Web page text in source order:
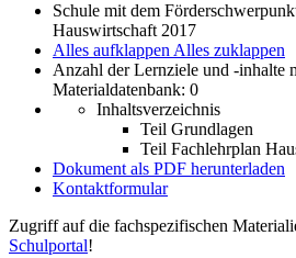
Schule mit dem
Hauswirtschaft 2017
Alles aufklappen Alles zuklappen
Anzahl der Lernziele und -inhalte
Materialdatenbank: 0
Inhaltsverzeichnis
Teil Grundlagen
Teil Fachlehrplan
Dokument als PDF herunterladen
Kontaktformular
Zugriff auf die fachspezifischen
Schulportal!